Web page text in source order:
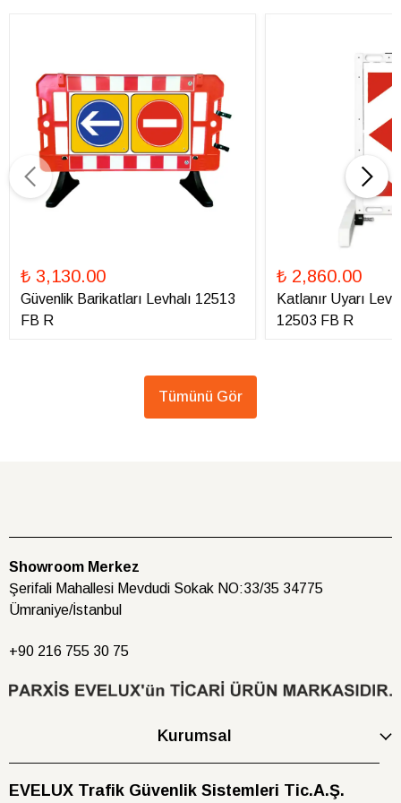
₺ 3,130.00
Güvenlik Barikatları Levhalı 12513
FB R
₺ 2,860.00
Katlanır Uyarı
12503 FB R
Tümünü Gör
Showroom Merkez
Şerifali Mahallesi Mevdudi Sokak NO:33/35 34775
Ümraniye/İstanbul
+90 216 755 30 75
Kurumsal
EVELUX Trafik Güvenlik Sistemleri Tic.A.Ş.